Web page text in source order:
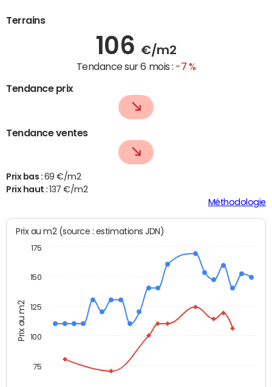
Terrains
106 €/m2
Tendance sur 6 mois : -7 %
Tendance prix
Tendance ventes
Prix bas : 69 €/m2
Prix haut : 137 €/m2
Méthodologie
Prix au m2
Prix au m2 (source : estimations JDN)
75
100
125
150
175